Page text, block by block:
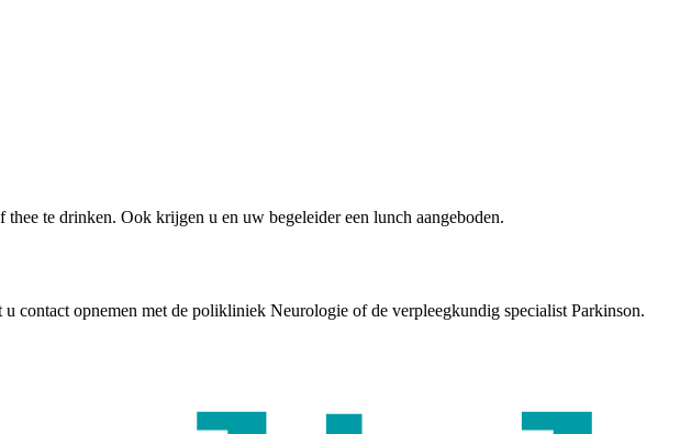
te drinken. Ook krijgen u en uw begeleider een lunch aangeboden.
contact opnemen met de polikliniek Neurologie of de verpleegkundig specialist Parkinson.